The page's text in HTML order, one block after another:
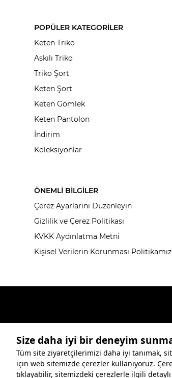
POPÜLER KATEGORİLER
Keten Triko
Askılı Triko
Triko Şort
Keten Şort
Keten Gömlek
Keten Pantolon
İndirim
Koleksiyonlar
ÖNEMLİ BİLGİLER
Çerez Ayarlarını Düzenleyin
Gizlilik ve Çerez Politikası
KVKK Aydınlatma Metni
Kişisel Verilerin Korunması Politikamız